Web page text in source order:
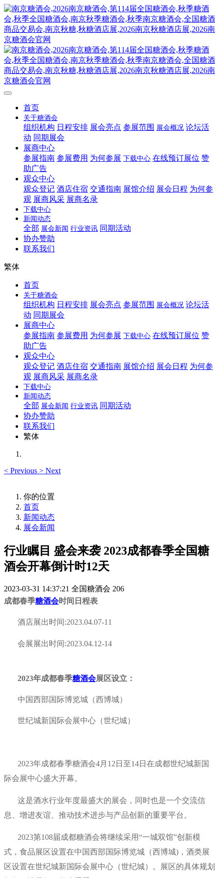
首页
关于糖酒会
组织机构 日程安排 展会亮点 参展范围 展会概况 论坛活
动 同期展会
展商中心
参展指南 参展费用 为何参展 下载中心 在线预订展位 赞
助广告
观众中心
观众登记 酒店住宿 交通指南 展馆介绍 展会日程 为何参
观 展商风采 展商名录
下载中心
新闻动态
全部 展会新闻 行业资讯 同期活动
协办赞助
联系我们
繁体
首页
关于糖酒会
组织机构 日程安排 展会亮点 参展范围 展会概况 论坛活
动 同期展会
展商中心
参展指南 参展费用 为何参展 下载中心 在线预订展位 赞
助广告
观众中心
观众登记 酒店住宿 交通指南 展馆介绍 展会日程 为何参
观 展商风采 展商名录
下载中心
新闻动态
全部 展会新闻 行业资讯 同期活动
协办赞助
联系我们
繁体
< Previous > Next
你的位置
首页
新闻动态
展会新闻
行业瞩目 盛会来袭 2023成都春季全国糖
酒会开幕倒计时12天
2023-03-31 14:37:21 全国糖酒会 206
成都春季糖酒会时间日程表
酒店展出时间:2023.04.07-11
会展展出时间:2023.04.12-14
2023年成都春季糖酒会展区设立：
中国西部国际博览城（西博城）
世纪城新国际会展中心（世纪城）
2023年成都春季糖酒会4月12日至14日在成都世纪城新国
际会展中心盛大开幕。
这是酒水行业年度最盛大的展会，同时也是一个交流信
息、增进友谊、推动技术进步与产品创新的重要平台。
2023第108届成都糖酒会将继续采用“一城双馆”创新模
式，食品展区设置在中国西部国际博览城（西博城)，酒类展
区设置在世纪城新国际会展中心（世纪城）。展区的具体规划